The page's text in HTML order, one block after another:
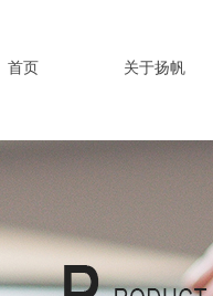
首页 关于扬帆